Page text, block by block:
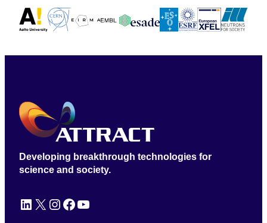
Developing breakthrough technologies for
science and society.
LinkedIn X Instagram Facebook YouTube